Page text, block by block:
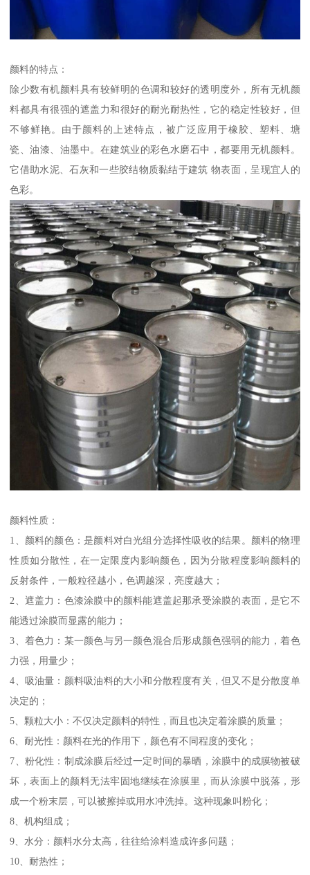
颜料的特点：
除少数有机颜料具有较鲜明的色调和较好的透明度外，所有无机颜
料都具有很强的遮盖力和很好的耐光耐热性，它的稳定性较好，但
不够鲜艳。由于颜料的上述特点，被广泛应用于橡胶、塑料、塘
瓷、油漆、油墨中。在建筑业的彩色水磨石中，都要用无机颜料。
它借助水泥、石灰和一些胶结物质黏结于建筑 物表面，呈现宜人的
色彩。
颜料性质：
1、颜料的颜色：是颜料对白光组分选择性吸收的结果。颜料的物理
性质如分散性，在一定限度内影响颜色，因为分散程度影响颜料的
反射条件，一般粒径越小，色调越深，亮度越大；
2、遮盖力：色漆涂膜中的颜料能遮盖起那承受涂膜的表面，是它不
能透过涂膜而显露的能力；
3、着色力：某一颜色与另一颜色混合后形成颜色强弱的能力，着色
力强，用量少；
4、吸油量：颜料吸油料的大小和分散程度有关，但又不是分散度单
决定的；
5、颗粒大小：不仅决定颜料的特性，而且也决定着涂膜的质量；
6、耐光性：颜料在光的作用下，颜色有不同程度的变化；
7、粉化性：制成涂膜后经过一定时间的暴晒，涂膜中的成膜物被破
坏，表面上的颜料无法牢固地继续在涂膜里，而从涂膜中脱落，形
成一个粉末层，可以被擦掉或用水冲洗掉。这种现象叫粉化；
8、机构组成；
9、水分：颜料水分太高，往往给涂料造成许多问题；
10、耐热性；